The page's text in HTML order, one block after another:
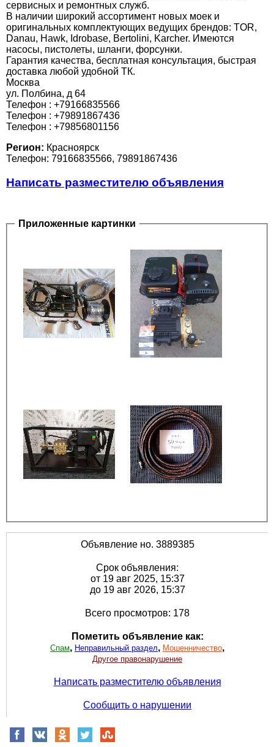
сервисных и ремонтных служб.
В наличии широкий ассортимент новых моек и
оригинальных комплектующих ведущих брендов: TOR,
Danau, Hawk, Idrobase, Bertolini, Karcher. Имеются
насосы, пистолеты, шланги, форсунки.
Гарантия качества, бесплатная консультация, быстрая
доставка любой удобной ТК.
Москва
ул. Полбина, д 64
Телефон : +79166835566
Телефон : +79891867436
Телефон : +79856801156
Регион: Красноярск
Телефон: 79166835566, 79891867436
Написать разместителю объявления
Приложенные картинки
Объявление но. 3889385
Срок объявления:
от 19 авг 2025, 15:37
до 19 авг 2026, 15:37
Всего просмотров: 178
Пометить объявление как:
Спам, Неправильный раздел, Мошенничество,
Другое правонарушение
Написать разместителю объявления
Сообщить о нарушении